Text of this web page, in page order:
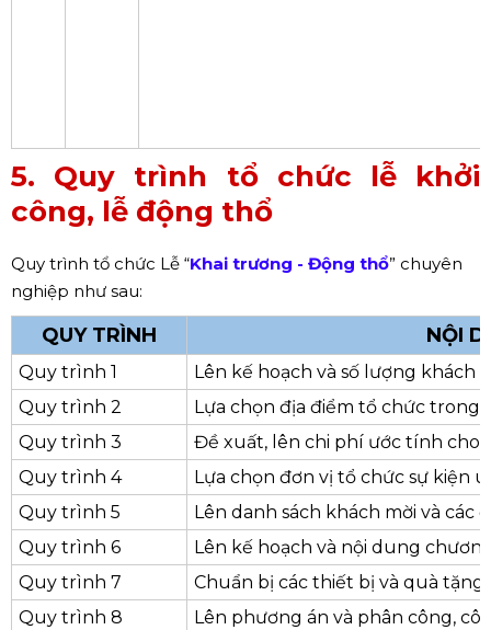
5. Quy trình tổ chức lễ khởi
công, lễ động thổ
Quy trình tổ chức Lễ “Khai trương - Động thổ” chuyên
nghiệp như sau:
QUY TRÌNH NỘI
Quy trình 1
Lên kế hoạch và số lượng khách
Quy trình 2
Lựa chọn địa điểm tổ chức trong